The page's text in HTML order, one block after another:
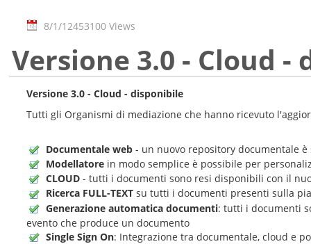
8/1/12453100 Views
Versione 3.0 - Cloud -
Versione 3.0 - Cloud - disponibile
Tutti gli Organismi di mediazione che hanno ricevuto
Documentale web - un nuovo repository documentale
Modellatore in modo semplice è possibile per
CLOUD - tutti i documenti sono resi disponibili con il
Ricerca FULL-TEXT su tutti i documenti presenti sulla
Generazione automatica documenti: tutti i documenti
evento che produce un documento
Single Sign On: Integrazione tra documentale, cloud e